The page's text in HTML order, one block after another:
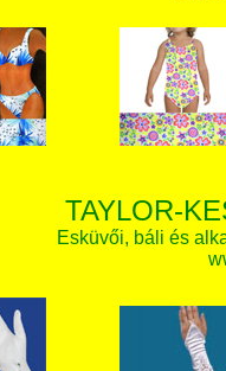
TAYLOR-
Esküvői, báli és